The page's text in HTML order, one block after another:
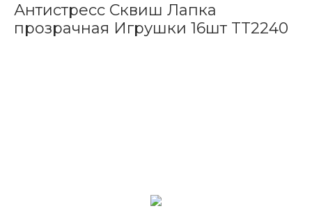
Антистресс Сквиш Лапка
прозрачная Игрушки 16шт TT2240